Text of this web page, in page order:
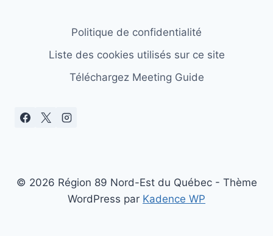
Politique de confidentialité
Liste des cookies utilisés sur ce site
Téléchargez Meeting Guide
© 2026 Région 89 Nord-Est du Québec - Thème
WordPress par Kadence WP